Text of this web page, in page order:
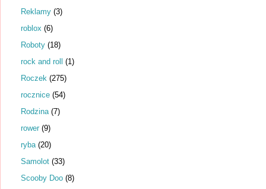
Reklamy (3)
roblox (6)
Roboty (18)
rock and roll (1)
Roczek (275)
rocznice (54)
Rodzina (7)
rower (9)
ryba (20)
Samolot (33)
Scooby Doo (8)